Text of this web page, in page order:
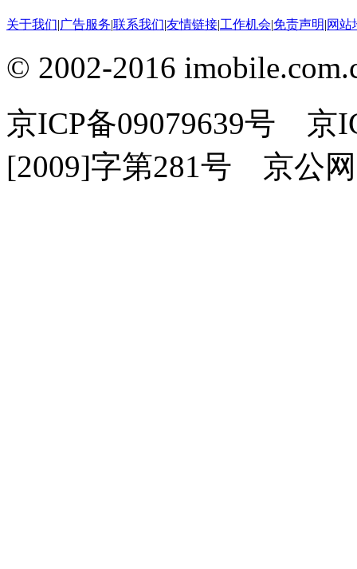
关于我们|广告服务|联系我们|友情链接|工作机会|免责声明|网站
© 2002-2016
京ICP备09079639号 京
[2009]字第281号 京公网